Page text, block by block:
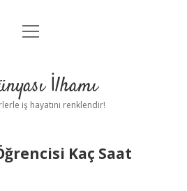
Anasayfa
Yasal Uyarı
menüyü
İlhamı
iş hayatını renklendir!
Kaç Saat